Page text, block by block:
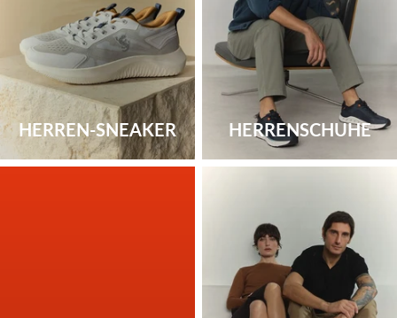
HERREN-SNEAKER HERRENSCHUHE